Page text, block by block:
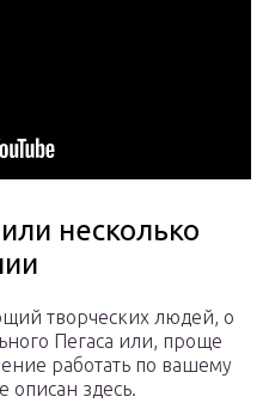
несколько
творческих людей, о
Пегаса или, проще
работать по вашему
описан здесь.